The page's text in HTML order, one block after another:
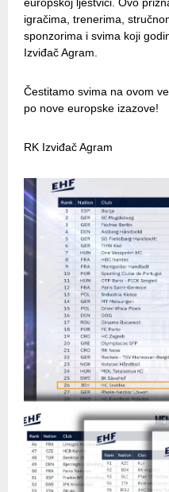
igračima, trenerima,
sponzorima i svima koji
Izviđač Agram.
Čestitamo svima na ovom
po nove europske izazove!
RK Izviđač Agram